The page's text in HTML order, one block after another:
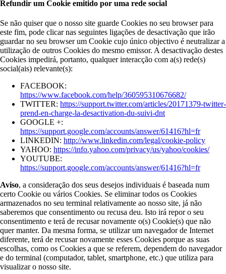
Refundir um Cookie emitido por uma rede social
Se não quiser que o nosso site guarde Cookies no seu browser para
este fim, pode clicar nas seguintes ligações de desactivação que irão
guardar no seu browser um Cookie cujo único objectivo é neutralizar a
utilização de outros Cookies do mesmo emissor. A desactivação destes
Cookies impedirá, portanto, qualquer interacção com a(s) rede(s)
social(ais) relevante(s):
FACEBOOK:
https://www.facebook.com/help/360595310676682/
TWITTER: https://support.twitter.com/articles/20171379-twitter-
prend-en-charge-la-desactivation-du-suivi-dnt
GOOGLE +:
https://support.google.com/accounts/answer/61416?hl=fr
LINKEDIN: http://www.linkedin.com/legal/cookie-policy
YAHOO: https://info.yahoo.com/privacy/us/yahoo/cookies/
YOUTUBE:
https://support.google.com/accounts/answer/61416?hl=fr
Aviso, a consideração dos seus desejos individuais é baseada num
certo Cookie ou vários Cookies. Se eliminar todos os Cookies
armazenados no seu terminal relativamente ao nosso site, já não
saberemos que consentimento ou recusa deu. Isto irá repor o seu
consentimento e terá de recusar novamente o(s) Cookie(s) que não
quer manter. Da mesma forma, se utilizar um navegador de Internet
diferente, terá de recusar novamente esses Cookies porque as suas
escolhas, como os Cookies a que se referem, dependem do navegador
e do terminal (computador, tablet, smartphone, etc.) que utiliza para
visualizar o nosso site.